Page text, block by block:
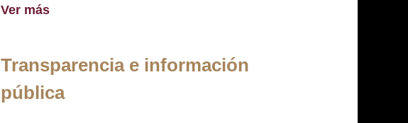
Ver más
Transparencia e información
pública